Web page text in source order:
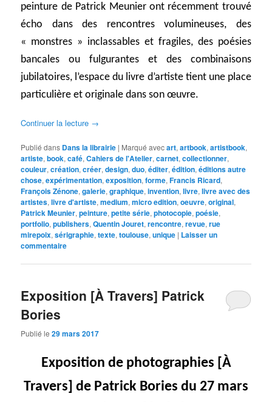
peinture de Patrick Meunier ont récemment trouvé
écho dans des rencontres volumineuses, des
« monstres » inclassables et fragiles, des poésies
bancales ou fulgurantes et des combinaisons
jubilatoires, l’espace du livre d’artiste tient une place
particulière et originale dans son œuvre.
Continuer la lecture →
Publié dans Dans la librairie | Marqué avecart,artbook,artistbook,
artiste,book,café,Cahiers de l'Atelier,carnet,collectionner,
couleur,création,créer,design,duo,éditer,édition,éditions autre
chose,expérimentation,exposition,forme,Francis Ricard,
François Zénone,galerie,graphique,invention,livre,livre avec des
artistes,livre d'artiste,medium,micro edition,oeuvre,original,
Patrick Meunier,peinture,petite série,photocopie,poésie,
portfolio,publishers,Quentin Jouret,rencontre,revue,rue
mirepoix,sérigraphie,texte,toulouse,unique | Laisser un
commentaire
Exposition [À Travers] Patrick
Bories
Publié le29 mars 2017
Exposition de photographies [À
Travers] de Patrick Bories du 27 mars